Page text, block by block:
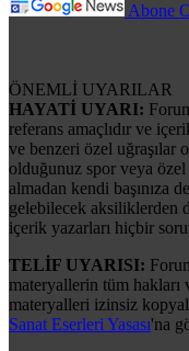
Abone
ÖNEMLİ UYARILAR
HAYATİ UYARI:
referans amaçlıdır ve
ve benzeri özel
olduğunuz spor veya özel
almadan kendi başınıza
gelebilecek aksiliklerden
içerik yazarları hiçbir
TELİF UYARISI:
materyallerin tüm hakları
materyalleri izinsiz
Sanat Eserleri Yasası'na